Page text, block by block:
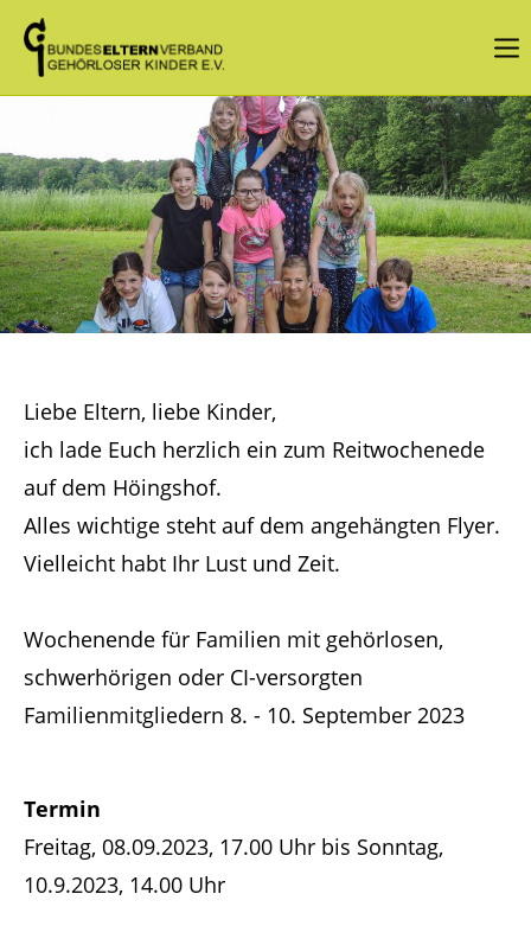
Login
Passwort
Anmelden
Lost your password?
Support
24h
We offer support for our customers
Mon - Fri 8:00am - 5:00pm
Liebe Eltern, liebe Kinder,
ich lade Euch herzlich ein zum Reitwochenede
auf dem Höingshof.
Alles wichtige steht auf dem angehängten Flyer.
Vielleicht habt Ihr Lust und Zeit.
Wochenende für Familien mit gehörlosen,
schwerhörigen oder CI-versorgten
Familienmitgliedern 8. - 10. September 2023
Termin
Freitag, 08.09.2023, 17.00 Uhr bis Sonntag,
10.9.2023, 14.00 Uhr